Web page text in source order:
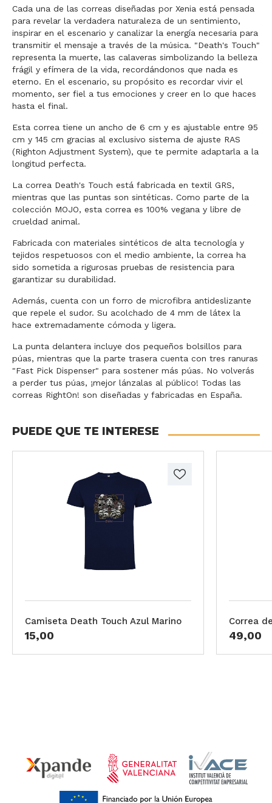
Cada una de las correas diseñadas por Xenia está pensada
para revelar la verdadera naturaleza de un sentimiento,
inspirar en el escenario y canalizar la energía necesaria para
transmitir el mensaje a través de la música. "Death's Touch"
representa la muerte, las calaveras simbolizando la belleza
frágil y efímera de la vida, recordándonos que nada es
eterno. En el escenario, su propósito es recordar vivir el
momento, ser fiel a tus emociones y creer en lo que haces
hasta el final.
Esta correa tiene un ancho de 6 cm y es ajustable entre 95
cm y 145 cm gracias al exclusivo sistema de ajuste RAS
(Righton Adjustment System), que te permite adaptarla a la
longitud perfecta.
La correa Death's Touch está fabricada en textil GRS,
mientras que las puntas son sintéticas. Como parte de la
colección MOJO, esta correa es 100% vegana y libre de
crueldad animal.
Fabricada con materiales sintéticos de alta tecnología y
tejidos respetuosos con el medio ambiente, la correa ha
sido sometida a rigurosas pruebas de resistencia para
garantizar su durabilidad.
Además, cuenta con un forro de microfibra antideslizante
que repele el sudor. Su acolchado de 4 mm de látex la
hace extremadamente cómoda y ligera.
La punta delantera incluye dos pequeños bolsillos para
púas, mientras que la parte trasera cuenta con tres ranuras
"Fast Pick Dispenser" para sostener más púas. No volverás
a perder tus púas, ¡mejor lánzalas al público! Todas las
correas RightOn! son diseñadas y fabricadas en España.
PUEDE QUE TE INTERESE
Camiseta Death Touch Azul Marino
15,00
Correa
49,00